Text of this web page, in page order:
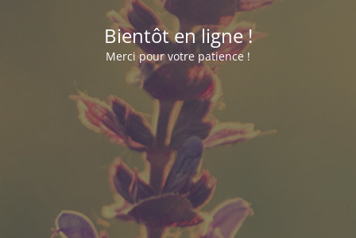
Bientôt en ligne !
Merci pour votre patience !